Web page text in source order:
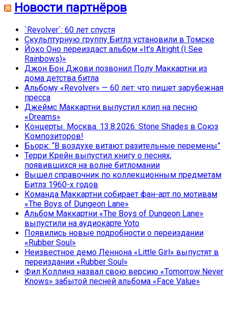
Новости партнёров
`Revolver`: 60 лет спустя
Скульптурную группу Битлз установили в Томске
Йоко Оно переиздаст альбом «It’s Alright (I See
Rainbows)»
Джон Бон Джови позвонил Полу Маккартни из
дома детства битла
Альбому «Revolver» — 60 лет: что пишет зарубежная
пресса
Джеймс Маккартни выпустил клип на песню
«Dreams»
Концерты. Москва. 13.8.2026. Stone Shades в Союз
Композиторов!
Бьорк: “В воздухе витают разительные перемены”
Терри Крейн выпустил книгу о песнях,
появившихся на волне битломании
Вышел справочник по коллекционным предметам
Битлз 1960-х годов
Команда Маккартни собирает фан-арт по мотивам
«The Boys of Dungeon Lane»
Альбом Маккартни «The Boys of Dungeon Lane»
выпустили на аудиокарте Yoto
Появились новые подробности о переиздании
«Rubber Soul»
Неизвестное демо Леннона «Little Girl» выпустят в
переиздании «Rubber Soul»
Фил Коллинз назвал свою версию «Tomorrow Never
Knows» забытой песней альбома «Face Value»